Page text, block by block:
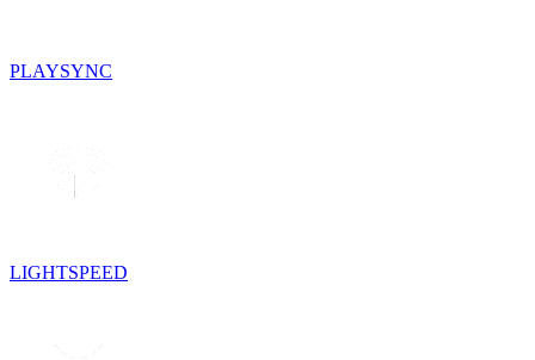
PLAYSYNC
LIGHTSPEED